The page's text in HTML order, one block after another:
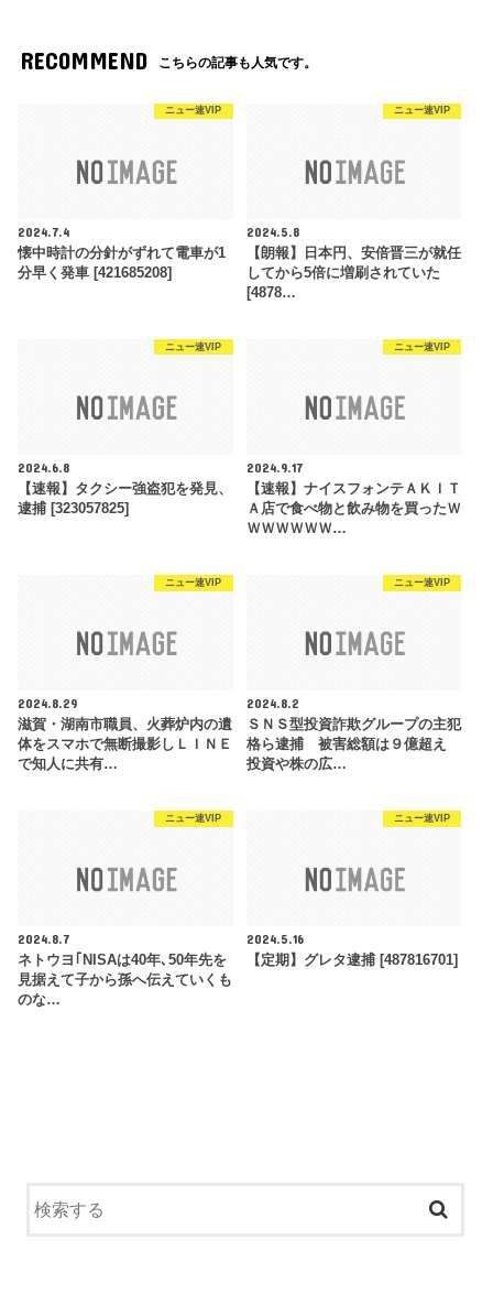
RECOMMEND こちらの記事も人気です。
ニュー速VIP
2024.7.4
懐中時計の分針がずれて電車が1
分早く発車 [421685208]
ニュー速VIP
2024.5.8
【朗報】日本円、安倍晋三が就任
してから5倍に増刷されていた
[4878…
ニュー速VIP
2024.6.8
【速報】タクシー強盗犯を発見、
逮捕 [323057825]
ニュー速VIP
2024.9.17
【速報】ナイスフォンテＡＫＩＴ
Ａ店で食べ物と飲み物を買ったＷ
ＷＷＷＷＷＷ…
ニュー速VIP
2024.8.29
滋賀・湖南市職員、火葬炉内の遺
体をスマホで無断撮影しＬＩＮＥ
で知人に共有…
ニュー速VIP
2024.8.2
ＳＮＳ型投資詐欺グループの主犯
格ら逮捕 被害総額は９億超え
投資や株の広…
ニュー速VIP
2024.8.7
ネトウヨ｢NISAは40年､50年先を
見据えて子から孫へ伝えていくも
のな…
ニュー速VIP
2024.5.16
【定期】グレタ逮捕 [487816701]